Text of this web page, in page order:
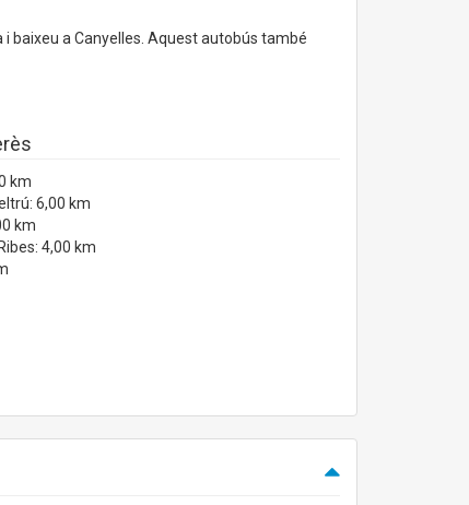
baixeu a Canyelles. Aquest autobús també
km
6,00 km
km
4,00 km